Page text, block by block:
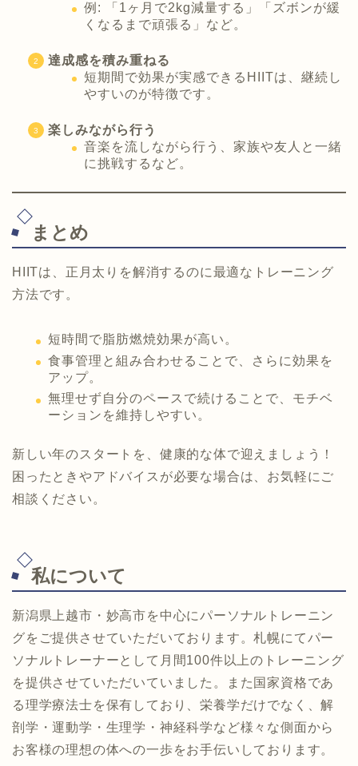
例: 「1ヶ月で2kg減量する」「ズボンが緩
くなるまで頑張る」など。
達成感を積み重ねる
短期間で効果が実感できるHIITは、継続し
やすいのが特徴です。
楽しみながら行う
音楽を流しながら行う、家族や友人と一緒
に挑戦するなど。
まとめ
HIITは、正月太りを解消するのに最適なトレーニング
方法です。
短時間で脂肪燃焼効果が高い。
食事管理と組み合わせることで、さらに効果を
アップ。
無理せず自分のペースで続けることで、モチベ
ーションを維持しやすい。
新しい年のスタートを、健康的な体で迎えましょう！
困ったときやアドバイスが必要な場合は、お気軽にご
相談ください。
私について
新潟県上越市・妙高市を中心にパーソナルトレーニン
グをご提供させていただいております。札幌にてパー
ソナルトレーナーとして月間100件以上のトレーニング
を提供させていただいていました。また国家資格であ
る理学療法士を保有しており、栄養学だけでなく、解
剖学・運動学・生理学・神経科学など様々な側面から
お客様の理想の体への一歩をお手伝いしております。